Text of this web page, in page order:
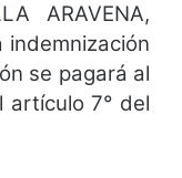
ARAVENA,
se pagará al
artículo 7° del